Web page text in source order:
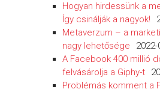
Hogyan hirdessünk a
Így csinálják a nagyok!
Metaverzum – a
nagy lehetősége
2022-
A Facebook 400 millió
felvásárolja a Giphy-t
Problémás komment a